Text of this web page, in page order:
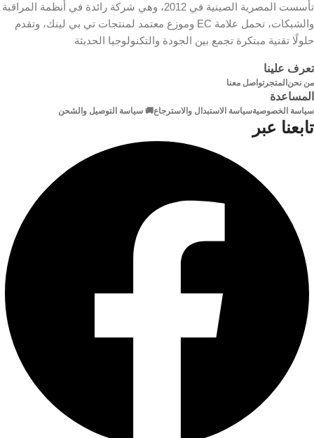
كابل فالت المقاوم للتشابك موصل
ذهبي عالي الجودة النحاس النقي
عزل
الطول 20 م
سرعة
480 ميجابت في الثانية
الموصلات
تأسست المصرية الصينية في 2012، وهي شركة رائدة في أنظمة المراقبة
والشبكات، تحمل علامة EC وموزع معتمد لمنتجات تي بي لينك، وتقدم
حلولًا تقنية مبتكرة تجمع بين الجودة والتكنولوجيا الحديثة
تعرف علينا
من نحن المتجرتواصل معنا
المساعدة
سياسة الخصوصيةسياسة الاستبدال والاسترجاع🚚 سياسة التوصيل والشحن
تابعنا عبر